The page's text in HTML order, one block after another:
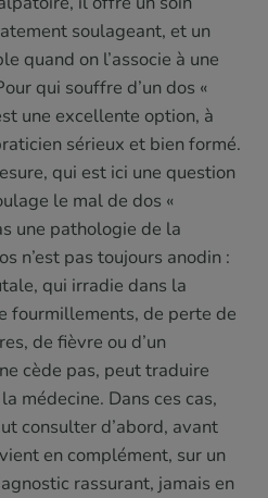
soulageant, et un
quand on l’associe à une
qui souffre d’un dos «
une excellente option, à
sérieux et bien formé.
qui est ici une question
le mal de dos «
une pathologie de la
n’est pas toujours anodin :
qui irradie dans la
fourmillements, de perte de
de fièvre ou d’un
cède pas, peut traduire
médecine. Dans ces cas,
consulter d’abord, avant
en complément, sur un
rassurant, jamais en